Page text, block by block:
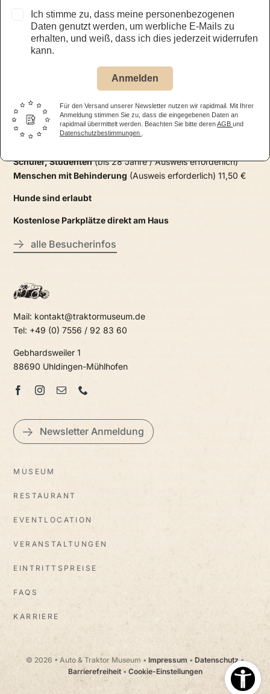
Eintrittspreis Museum
Kinder(6-15 Jahre) 8,50 €
Familienticket(2 Eltern oder Großeltern + eigene Kinder bis
15 Jahre) 31,00 €
Schüler, Studenten(bis 28 Jahre / Ausweis erforderlich)
Menschen mit Behinderung (Ausweis erforderlich) 11,50 €
Hunde sind erlaubt
Kostenlose Parkplätze direkt am Haus
alle Besucherinfos
Mail: kontakt@traktormuseum.de
Tel: +49 (0) 7556 / 92 83 60
Gebhardsweiler 1
88690 Uhldingen-Mühlhofen
Newsletter Anmeldung
MUSEUM
RESTAURANT
EVENTLOCATION
VERANSTALTUNGEN
EINTRITTSPREISE
FAQS
KARRIERE
© 2026 • Auto & Traktor Museum • Impressum • Datenschutz•
Barrierefreiheit• Cookie-Einstellungen
Ich stimme zu, dass meine personenbezogenen
Daten genutzt werden, um werbliche E-Mails zu
erhalten, und weiß, dass ich dies jederzeit widerrufen
kann.
Anmelden
Für den Versand unserer Newsletter nutzen wir rapidmail. Mit Ihrer
Anmeldung stimmen Sie zu, dass die eingegebenen Daten an
rapidmail übermittelt werden. Beachten Sie bitte derenAGB und
Datenschutzbestimmungen